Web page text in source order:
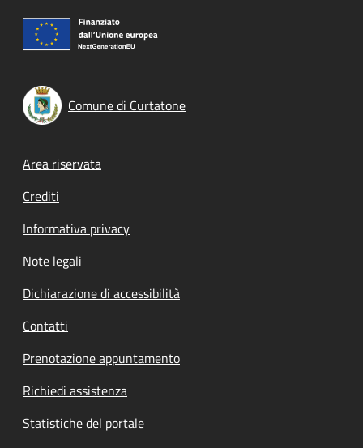
Comune di Curtatone
Footer menu
Area riservata
Crediti
Informativa privacy
Note legali
Dichiarazione di accessibilità
Contatti
Prenotazione appuntamento
Richiedi assistenza
Statistiche del portale